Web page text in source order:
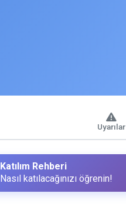
Uyarılar
Katılım Rehberi
Nasıl katılacağınızı öğrenin!